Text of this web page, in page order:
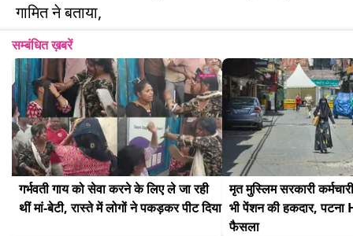
गामित ने बताया,
सम्बंधित ख़बरें
गर्भवती गाय को सेवा करने के लिए ले जा रही
थीं मां-बेटी, रास्ते में लोगों ने पकड़कर पीट दिया
मृत मुस्लिम सरकारी
भी पेंशन की हकदार, पटना
फैसला